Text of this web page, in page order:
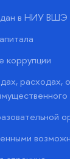
в НИУ ВШЭ
коррупции
расходах,